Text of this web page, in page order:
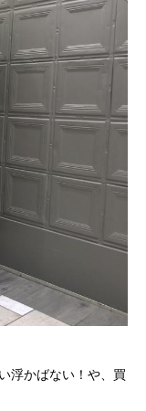
浮かばない！や、買